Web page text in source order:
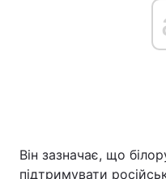
Він зазначає, що
підтримувати